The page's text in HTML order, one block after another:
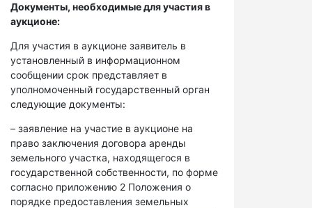
Документы, необходимые для участия в
аукционе:
Для участия в аукционе заявитель в
установленный в информационном
сообщении срок представляет в
уполномоченный государственный орган
следующие документы:
– заявление на участие в аукционе на
право заключения договора аренды
земельного участка, находящегося в
государственной собственности, по форме
согласно приложению 2 Положения о
порядке предоставления земельных